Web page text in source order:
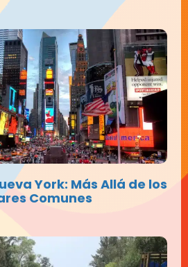
York: Más Allá de los
Comunes